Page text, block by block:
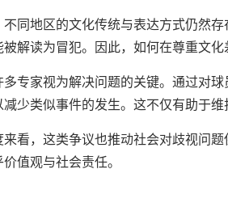
同地区的文化传统与表达方式仍然
被解读为冒犯。因此，如何在尊重文
专家视为解决问题的关键。通过对
少类似事件的发生。这不仅有助于
来看，这类争议也推动社会对歧视问
值观与社会责任。